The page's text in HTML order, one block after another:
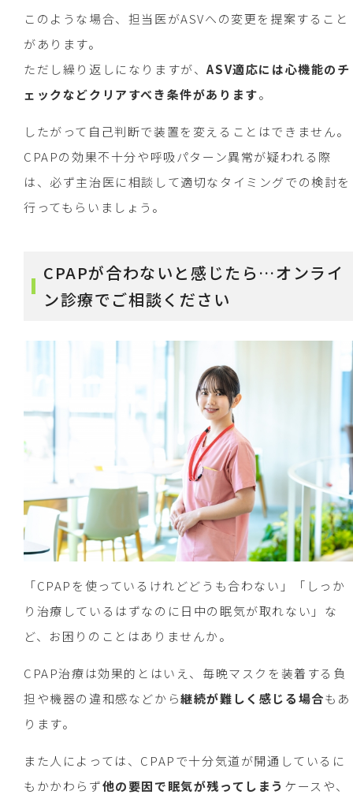
このような場合、担当医がASVへの変更を提案すること
があります。
ただし繰り返しになりますが、ASV適応には心機能のチ
ェックなどクリアすべき条件があります。
したがって自己判断で装置を変えることはできません。
CPAPの効果不十分や呼吸パターン異常が疑われる際
は、必ず主治医に相談して適切なタイミングでの検討を
行ってもらいましょう。
CPAPが合わないと感じたら…オンライ
ン診療でご相談ください
「CPAPを使っているけれどどうも合わない」「しっか
り治療しているはずなのに日中の眠気が取れない」な
ど、お困りのことはありませんか。
CPAP治療は効果的とはいえ、毎晩マスクを装着する負
担や機器の違和感などから継続が難しく感じる場合もあ
ります。
また人によっては、CPAPで十分気道が開通しているに
もかかわらず他の要因で眠気が残ってしまう ケースや、